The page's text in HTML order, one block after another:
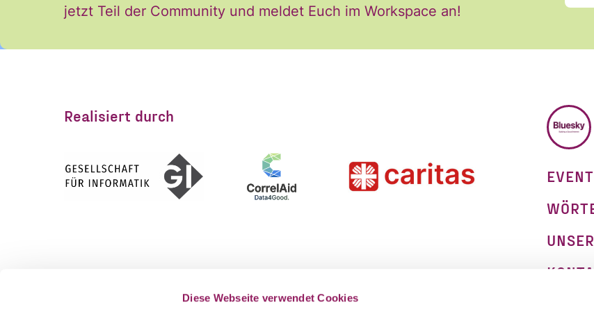
Diese Webseite verwendet Cookies
jetzt Teil der Community und meldet Euch im Workspace an!
Realisiert durch
ANMELDEN